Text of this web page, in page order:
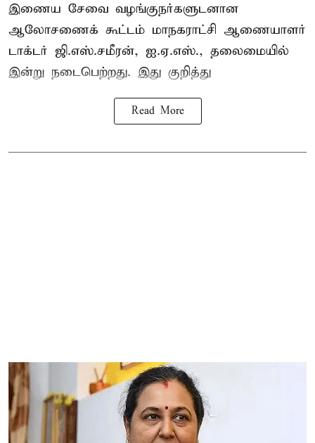
இணைய சேவை வழங்குநர்களுடனான
ஆலோசணைக் கூட்டம் மாநகராட்சி ஆணையாளர்
டாக்டர் ஜி.எஸ்.சமீரன், ஐ.ஏ.எஸ்., தலைமையில்
இன்று நடைபெற்றது. இது குறித்து
Read More